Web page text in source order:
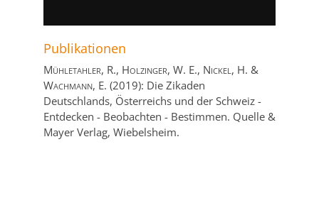
Publikationen
Mühletahler, R., Holzinger, W. E., Nickel, H. &
Wachmann, E. (2019): Die Zikaden
Deutschlands, Österreichs und der Schweiz -
Entdecken - Beobachten - Bestimmen. Quelle &
Mayer Verlag, Wiebelsheim.